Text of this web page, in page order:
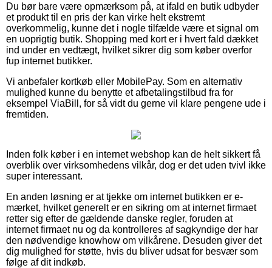
Du bør bare være opmærksom på, at ifald en butik udbyder
et produkt til en pris der kan virke helt ekstremt
overkommelig, kunne det i nogle tilfælde være et signal om
en uoprigtig butik. Shopping med kort er i hvert fald dækket
ind under en vedtægt, hvilket sikrer dig som køber overfor
fup internet butikker.
Vi anbefaler kortkøb eller MobilePay. Som en alternativ
mulighed kunne du benytte et afbetalingstilbud fra for
eksempel ViaBill, for så vidt du gerne vil klare pengene ude i
fremtiden.
Inden folk køber i en internet webshop kan de helt sikkert få
overblik over virksomhedens vilkår, dog er det uden tvivl ikke
super interessant.
En anden løsning er at tjekke om internet butikken er e-
mærket, hvilket generelt er en sikring om at internet firmaet
retter sig efter de gældende danske regler, foruden at
internet firmaet nu og da kontrolleres af sagkyndige der har
den nødvendige knowhow om vilkårene. Desuden giver det
dig mulighed for støtte, hvis du bliver udsat for besvær som
følge af dit indkøb.